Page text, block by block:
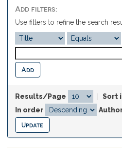
Add filters:
Use filters to refine the search
Results/Page
Sort
In order